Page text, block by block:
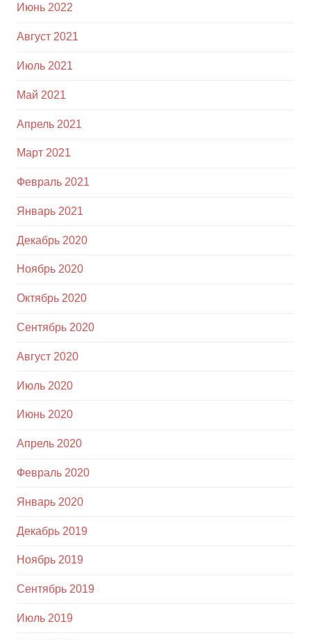
Июнь 2022
Август 2021
Июль 2021
Май 2021
Апрель 2021
Март 2021
Февраль 2021
Январь 2021
Декабрь 2020
Ноябрь 2020
Октябрь 2020
Сентябрь 2020
Август 2020
Июль 2020
Июнь 2020
Апрель 2020
Февраль 2020
Январь 2020
Декабрь 2019
Ноябрь 2019
Сентябрь 2019
Июль 2019